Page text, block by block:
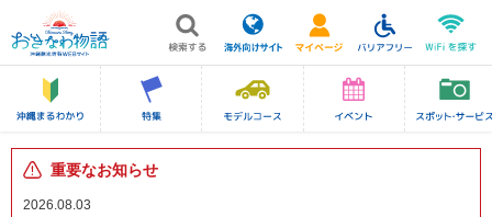
重要なお知らせ
2026.08.03